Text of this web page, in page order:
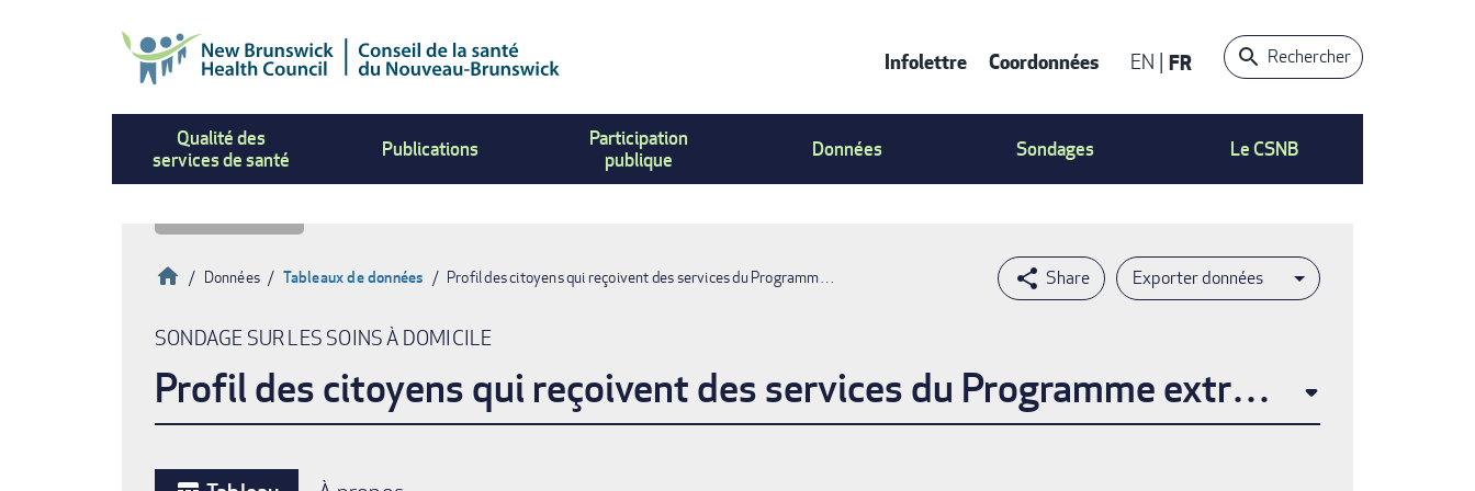
Contact
Menu
Infolettre Coordonnées EN FR Rechercher
Qualité des
services de santé
Publications
Participation
publique
Données Sondages Le CSNB
Exporter données
Fil
d'Ariane
Accueil
Données Tableaux de données Profil des citoyens qui reçoivent des services du Programm…
SONDAGE SUR LES SOINS À DOMICILE
Profil des citoyens qui reçoivent des services du Programme extra mural